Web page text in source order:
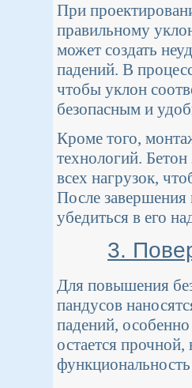
При
правильному
может создать
падений. В
чтобы уклон
безопасным и
Кроме того,
технологий.
всех нагрузок,
После завершения
убедиться в его
3.
Для повышения
пандусов
падений,
остается прочной,